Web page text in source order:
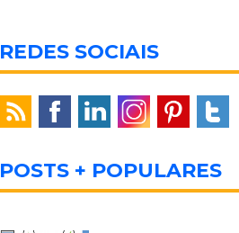
REDES SOCIAIS
POSTS + POPULARES